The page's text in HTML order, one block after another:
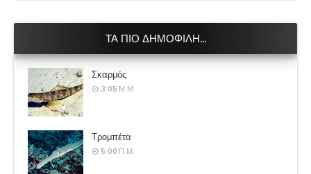
ΤΑ ΠΙΟ ΔΗΜΟΦΙΛΗ...
Σκαρμός
3:05 Μ.Μ.
Τρομπέτα
5:00 Π.Μ.